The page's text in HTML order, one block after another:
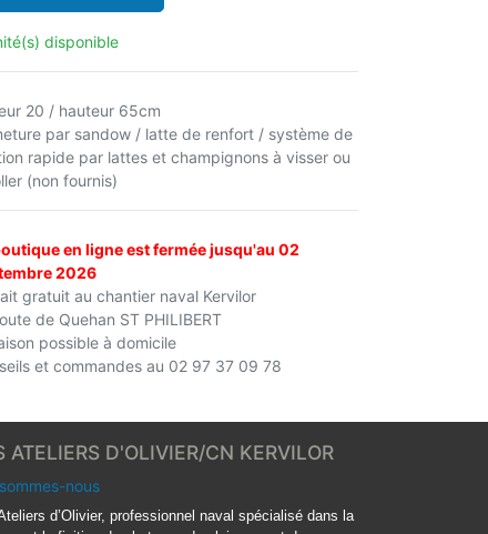
disponible
20 / hauteur 65cm
par sandow / latte de renfort / système de
rapide par lattes et champignons à visser ou
(non fournis)
en ligne est fermée jusqu'au 02
2026
gratuit au chantier naval Kervilor
de Quehan ST PHILIBERT
possible à domicile
et commandes au 02 97 37 09 78
ATELIERS D'OLIVIER/CN KERVILOR
nous
d’Olivier, professionnel naval spécialisé dans la